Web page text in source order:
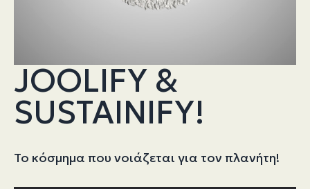
JOOLIFY &
SUSTAINIFY!
Το κόσμημα που νοιάζεται για τον πλανήτη!